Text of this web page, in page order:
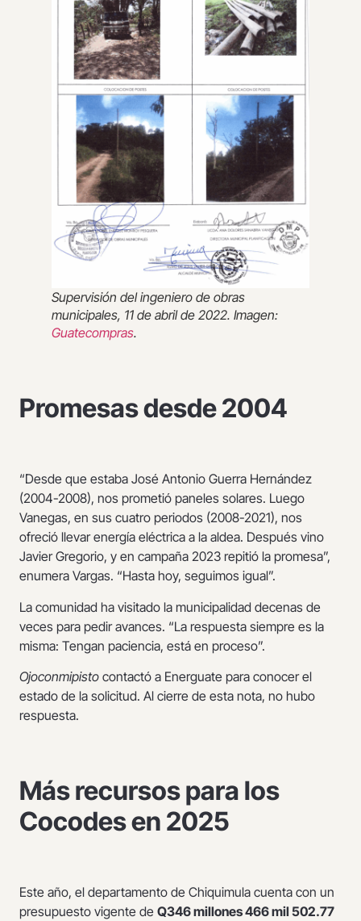
Supervisión del ingeniero de obras
municipales, 11 de abril de 2022. Imagen:
Guatecompras.
Promesas desde 2004
“Desde que estaba José Antonio Guerra Hernández
(2004-2008), nos prometió paneles solares. Luego
Vanegas, en sus cuatro periodos (2008-2021), nos
ofreció llevar energía eléctrica a la aldea. Después vino
Javier Gregorio, y en campaña 2023 repitió la promesa”,
enumera Vargas. “Hasta hoy, seguimos igual”.
La comunidad ha visitado la municipalidad decenas de
veces para pedir avances. “La respuesta siempre es la
misma: Tengan paciencia, está en proceso”.
Ojoconmipisto contactó a Energuate para conocer el
estado de la solicitud. Al cierre de esta nota, no hubo
respuesta.
Más recursos para los
Cocodes en 2025
Este año, el departamento de Chiquimula cuenta con un
presupuesto vigente de Q346 millones 466 mil 502.77